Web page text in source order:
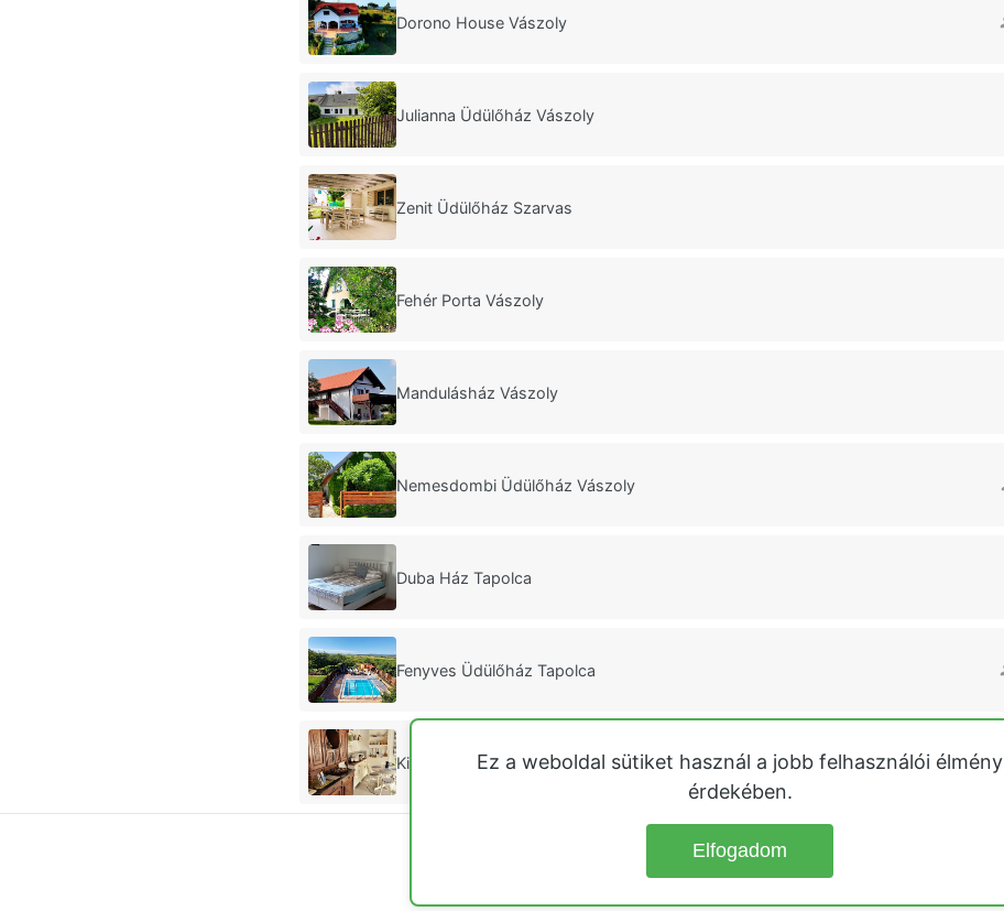
Dorono House Vászoly
Julianna Üdülőház Vászoly
Zenit Üdülőház Szarvas
Fehér Porta Vászoly
Mandulásház Vászoly
Nemesdombi Üdülőház Vászoly
Duba Ház Tapolca
Fenyves Üdülőház Tapolca
Kisbagoly Üdülőház Parád
Ez a weboldal sütiket használ a jobb felhasználói élmény
érdekében.
Elfogadom